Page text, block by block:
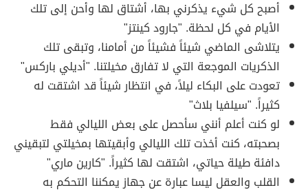
أصبح كل شيء يذكرني بها، أشتاق لها وأحن إلى تلك
الأيام في كل لحظة. "جارود كينتز"
يتلاشى الماضي شيئاً فشيئاً من أمامنا، وتبقى تلك
الذكريات الموجعة التي لا تفارق مخيلتنا. "أديلي باركس"
تعودت على البكاء ليلاً، في انتظار شيئاً قد اشتقت له
كثيراً. "سيلفيا بلاث"
لو كنت أعلم أنني سأحصل على بعض الليالي فقط
بصحبته، كنت أخذت تلك الليالي وأبقيتها بمخيلتي لتبقيني
دافئة طيلة حياتي، اشتقت لها كثيراً. "كارين ماري"
القلب والعقل ليسا عبارة عن جهاز يمكننا التحكم به